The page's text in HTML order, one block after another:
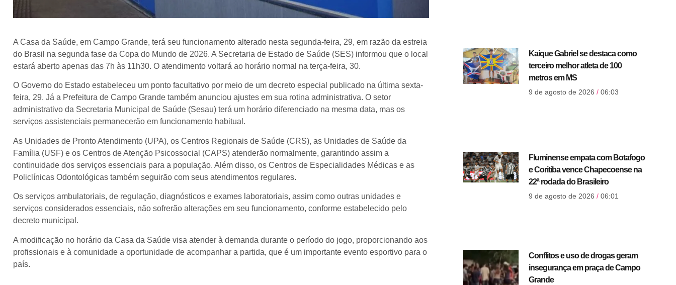
A Casa da Saúde, em Campo Grande, terá seu funcionamento alterado nesta segunda-feira, 29, em razão da estreia
do Brasil na segunda fase da Copa do Mundo de 2026. A Secretaria de Estado de Saúde (SES) informou que o local
estará aberto apenas das 7h às 11h30. O atendimento voltará ao horário normal na terça-feira, 30.
O Governo do Estado estabeleceu um ponto facultativo por meio de um decreto especial publicado na última sexta-
feira, 29. Já a Prefeitura de Campo Grande também anunciou ajustes em sua rotina administrativa. O setor
administrativo da Secretaria Municipal de Saúde (Sesau) terá um horário diferenciado na mesma data, mas os
serviços assistenciais permanecerão em funcionamento habitual.
As Unidades de Pronto Atendimento (UPA), os Centros Regionais de Saúde (CRS), as Unidades de Saúde da
Família (USF) e os Centros de Atenção Psicossocial (CAPS) atenderão normalmente, garantindo assim a
continuidade dos serviços essenciais para a população. Além disso, os Centros de Especialidades Médicas e as
Policlínicas Odontológicas também seguirão com seus atendimentos regulares.
Os serviços ambulatoriais, de regulação, diagnósticos e exames laboratoriais, assim como outras unidades e
serviços considerados essenciais, não sofrerão alterações em seu funcionamento, conforme estabelecido pelo
decreto municipal.
A modificação no horário da Casa da Saúde visa atender à demanda durante o período do jogo, proporcionando aos
profissionais e à comunidade a oportunidade de acompanhar a partida, que é um importante evento esportivo para o
país.
Kaique Gabriel se destaca como
terceiro melhor atleta de 100
metros em MS
9 de agosto de 2026 06:03
Fluminense empata com Botafogo
e Coritiba vence Chapecoense na
22ª rodada do Brasileiro
9 de agosto de 2026 06:01
Conflitos e uso de drogas geram
insegurança em praça de Campo
Grande